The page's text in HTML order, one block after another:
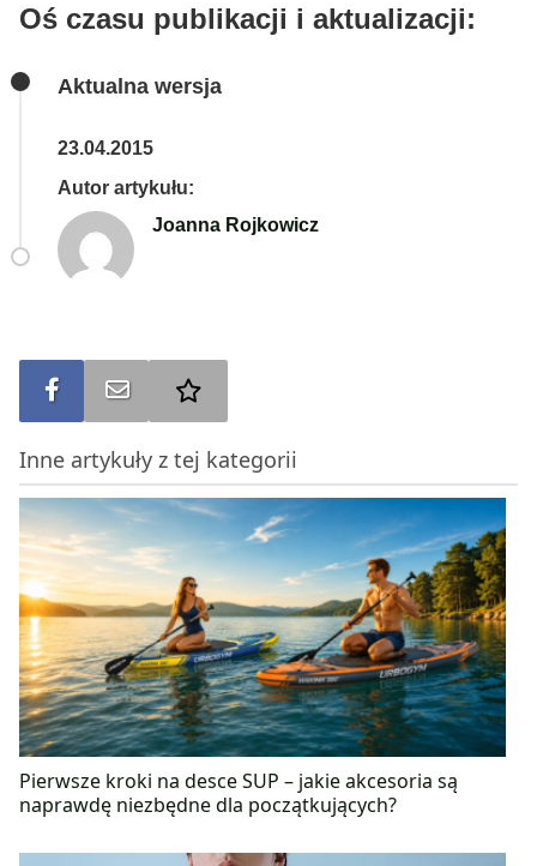
Oś czasu publikacji i aktualizacji:
Aktualna wersja
23.04.2015
Autor artykułu:
Joanna Rojkowicz
Udostępnij na FBWyślij na e-mail
Inne artykuły z tej kategorii
Pierwsze kroki na desce SUP – jakie akcesoria są
naprawdę niezbędne dla początkujących?